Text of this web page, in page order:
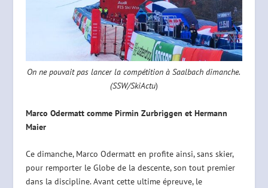
On ne pouvait pas lancer la compétition à Saalbach dimanche.
(SSW/SkiActu)
Marco Odermatt comme Pirmin Zurbriggen et Hermann
Maier
Ce dimanche, Marco Odermatt en profite ainsi, sans skier,
pour remporter le Globe de la descente, son tout premier
dans la discipline. Avant cette ultime épreuve, le